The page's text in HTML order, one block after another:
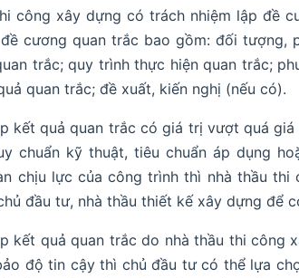
công xây dựng có trách nhiệm lập đề
cương quan trắc bao gồm: đối tượng,
trắc; quy trình thực hiện quan trắc;
quan trắc; đề xuất, kiến nghị (nếu có).
kết quả quan trắc có giá trị vượt quá
chuẩn kỹ thuật, tiêu chuẩn áp dụng
chịu lực của công trình thì nhà thầu
đầu tư, nhà thầu thiết kế xây dựng để
kết quả quan trắc do nhà thầu thi công
độ tin cậy thì chủ đầu tư có thể lựa